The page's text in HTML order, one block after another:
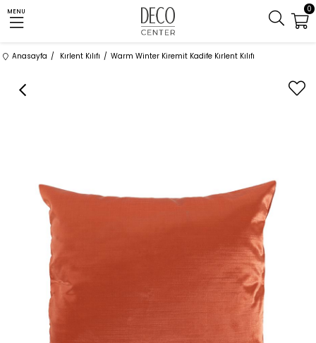
MENU 0
Anasayfa Kırlent Kılıfı Warm Winter Kiremit Kadife Kırlent Kılıfı